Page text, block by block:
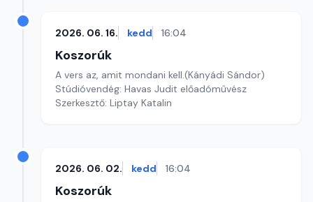
2026. 06. 16. kedd 16:04
Koszorúk
A vers az, amit mondani kell.(Kányádi Sándor)
Stúdióvendég: Havas Judit előadóművész
Szerkesztő: Liptay Katalin
2026. 06. 02. kedd 16:04
Koszorúk